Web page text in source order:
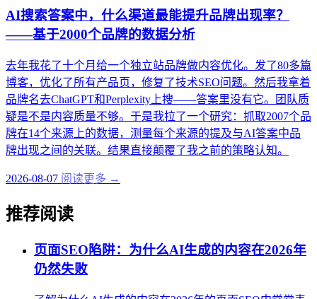
AI搜索答案中，什么渠道最能提升品牌出现率？
——基于2000个品牌的数据分析
去年我花了十个月给一个独立站品牌做内容优化。发了80多篇
博客，优化了所有产品页，修复了技术SEO问题。然后我拿着
品牌名去ChatGPT和Perplexity上搜——答案里没有它。团队质
疑是不是内容质量不够。于是我拉了一个研究：抓取2007个品
牌在14个来源上的数据，测量每个来源的提及与AI答案中品
牌出现之间的关联。结果直接颠覆了我之前的策略认知。
2026-08-07 阅读更多 →
推荐阅读
页面SEO陷阱：为什么AI生成的内容在2026年
仍然失败